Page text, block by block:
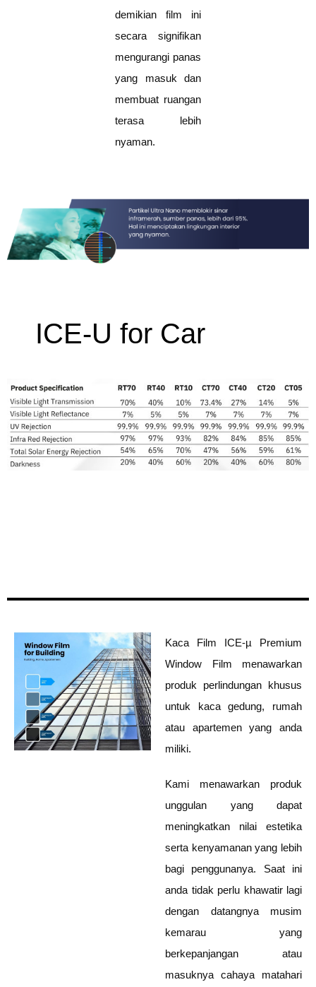
demikian film ini
secara signifikan
mengurangi panas
yang masuk dan
membuat ruangan
terasa lebih
nyaman.
ICE-U for Car
Kaca Film ICE-µ Premium
Window Film menawarkan
produk perlindungan khusus
untuk kaca gedung, rumah
atau apartemen yang anda
miliki.
Kami menawarkan produk
unggulan yang dapat
meningkatkan nilai estetika
serta kenyamanan yang lebih
bagi penggunanya. Saat ini
anda tidak perlu khawatir lagi
dengan datangnya musim
kemarau yang
berkepanjangan atau
masuknya cahaya matahari